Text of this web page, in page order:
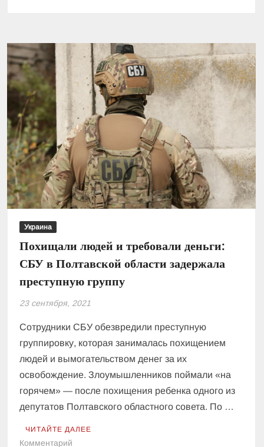
мост
на
дороге
Мерефа
—
Змиев
Украина
Похищали людей и требовали деньги:
СБУ в Полтавской области задержала
преступную группу
23 сентября, 2021
Сотрудники СБУ обезвредили преступную
группировку, которая занималась похищением
людей и вымогательством денег за их
освобождение. Злоумышленников поймали «на
горячем» — после похищения ребенка одного из
депутатов Полтавского областного совета. По …
ЧИТАЙТЕ ДАЛЕЕ
Комментарий